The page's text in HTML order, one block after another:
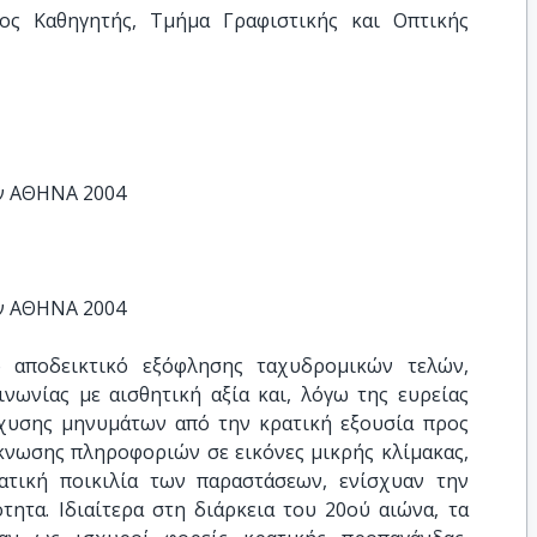
Καθηγητής, Τμήμα Γραφιστικής και Οπτικής
ΑΘΗΝΑ 2004
ΑΘΗΝΑ 2004
εξόφλησης ταχυδρομικών τελών,
με αισθητική αξία και, λόγω της ευρείας
μηνυμάτων από την κρατική εξουσία προς
πληροφοριών σε εικόνες μικρής κλίμακας,
ποικιλία των παραστάσεων, ενίσχυαν την
Ιδιαίτερα στη διάρκεια του 20ού αιώνα, τα